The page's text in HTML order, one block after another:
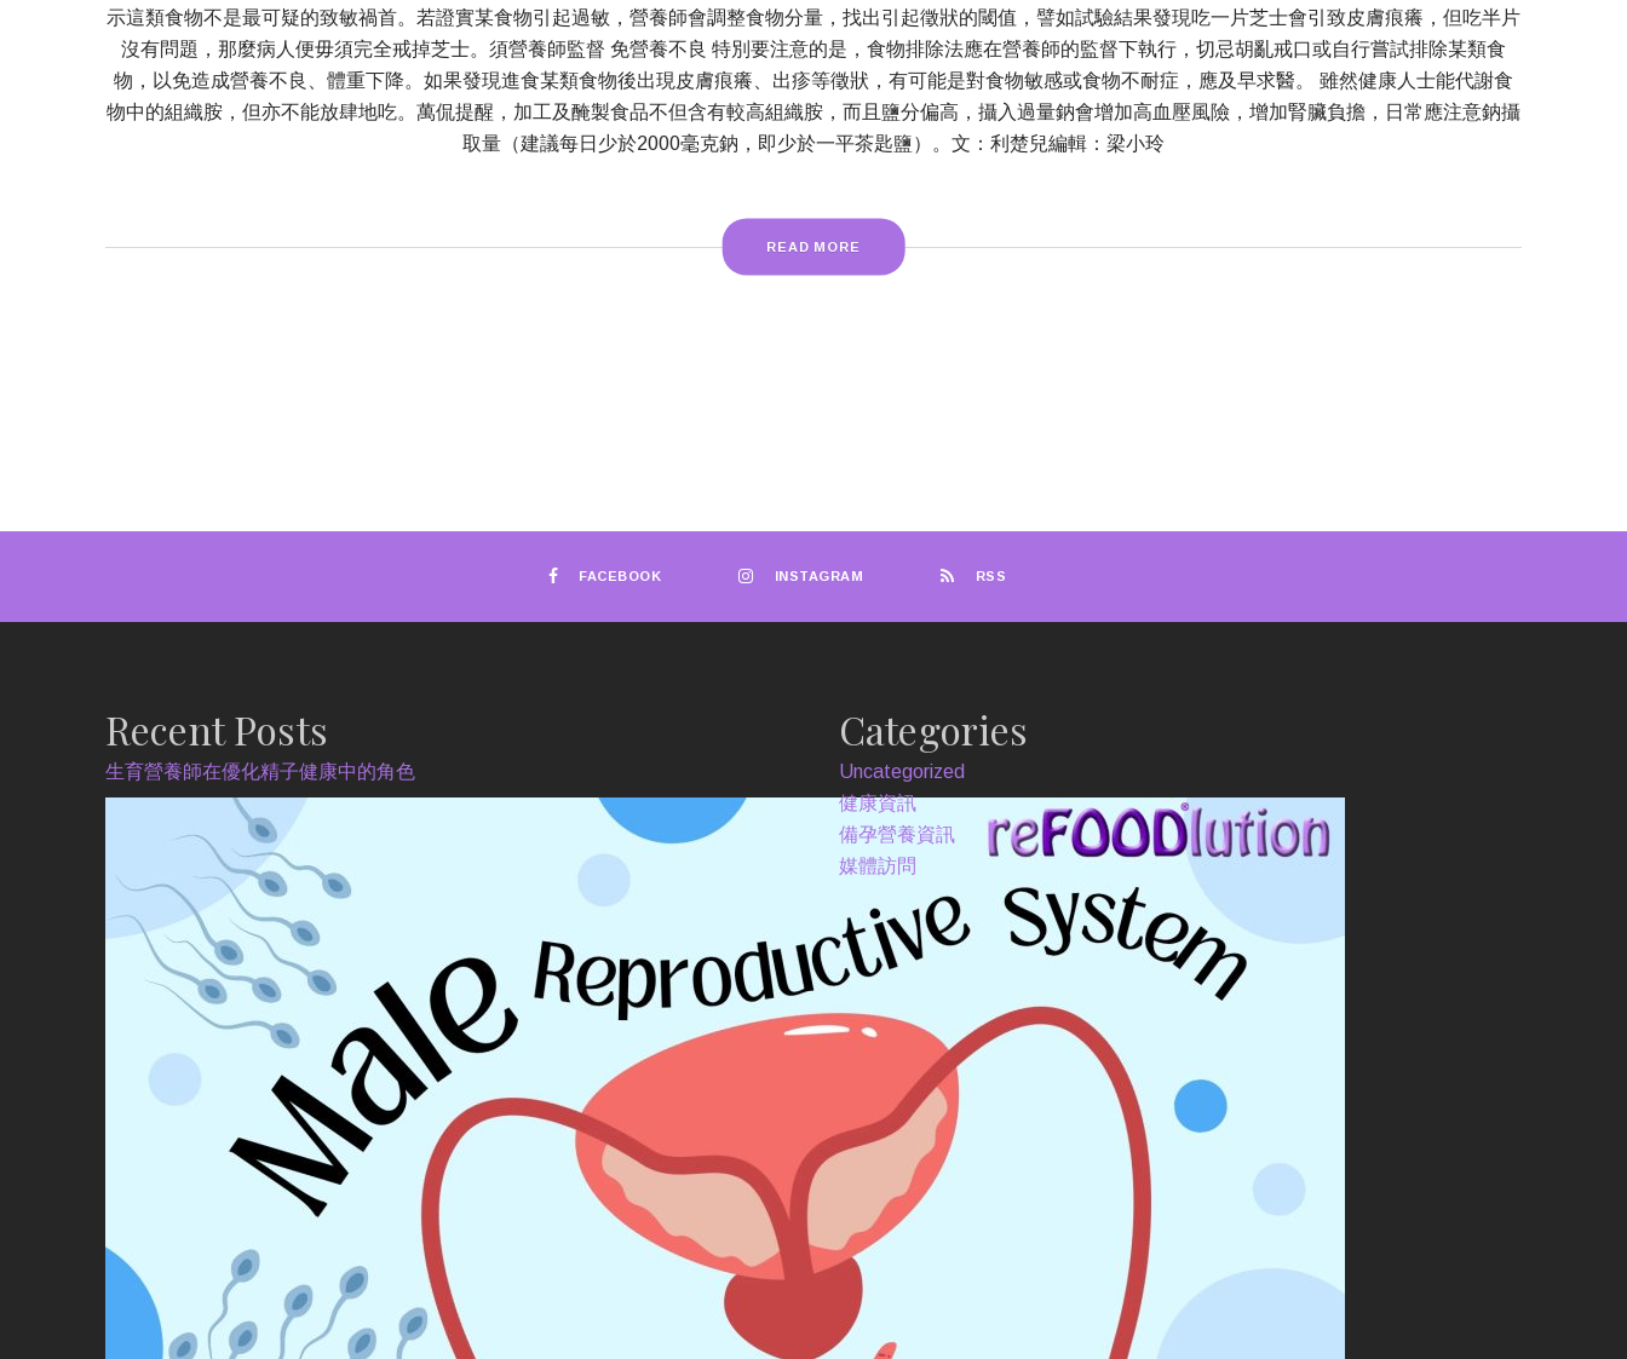
示這類食物不是最可疑的致敏禍首。若證實某食物引起過敏，營養師會調整食物分量，找出引起徵狀的閾值，譬如試驗結果發現吃一片芝士會引致皮膚痕癢，但吃半片
沒有問題，那麼病人便毋須完全戒掉芝士。須營養師監督 免營養不良 特別要注意的是，食物排除法應在營養師的監督下執行，切忌胡亂戒口或自行嘗試排除某類食
物，以免造成營養不良、體重下降。如果發現進食某類食物後出現皮膚痕癢、出疹等徵狀，有可能是對食物敏感或食物不耐症，應及早求醫。 雖然健康人士能代謝食
物中的組織胺，但亦不能放肆地吃。萬侃提醒，加工及醃製食品不但含有較高組織胺，而且鹽分偏高，攝入過量鈉會增加高血壓風險，增加腎臟負擔，日常應注意鈉攝
取量（建議每日少於2000毫克鈉，即少於一平茶匙鹽）。文：利楚兒編輯：梁小玲
READ MORE
FACEBOOK INSTAGRAM RSS
Recent Posts
生育營養師在優化精子健康中的角色
Categories
Uncategorized
健康資訊
備孕營養資訊
媒體訪問